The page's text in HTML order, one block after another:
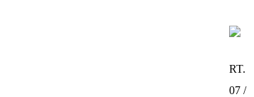
RT.
07 /